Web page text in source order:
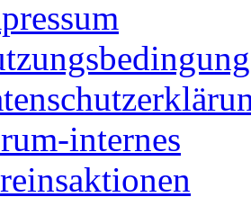
internes